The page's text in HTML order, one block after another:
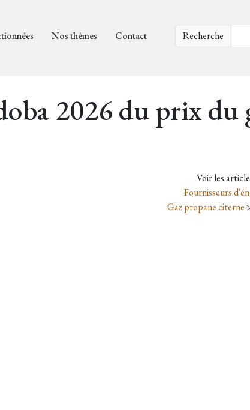
Nos thèmes Contact Recherche
2026 du prix du
Voir les
Fournisseurs
Gaz propane citerne